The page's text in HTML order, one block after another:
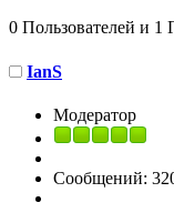
0 Пользователей и 1
IanS
Модератор
Сообщений: